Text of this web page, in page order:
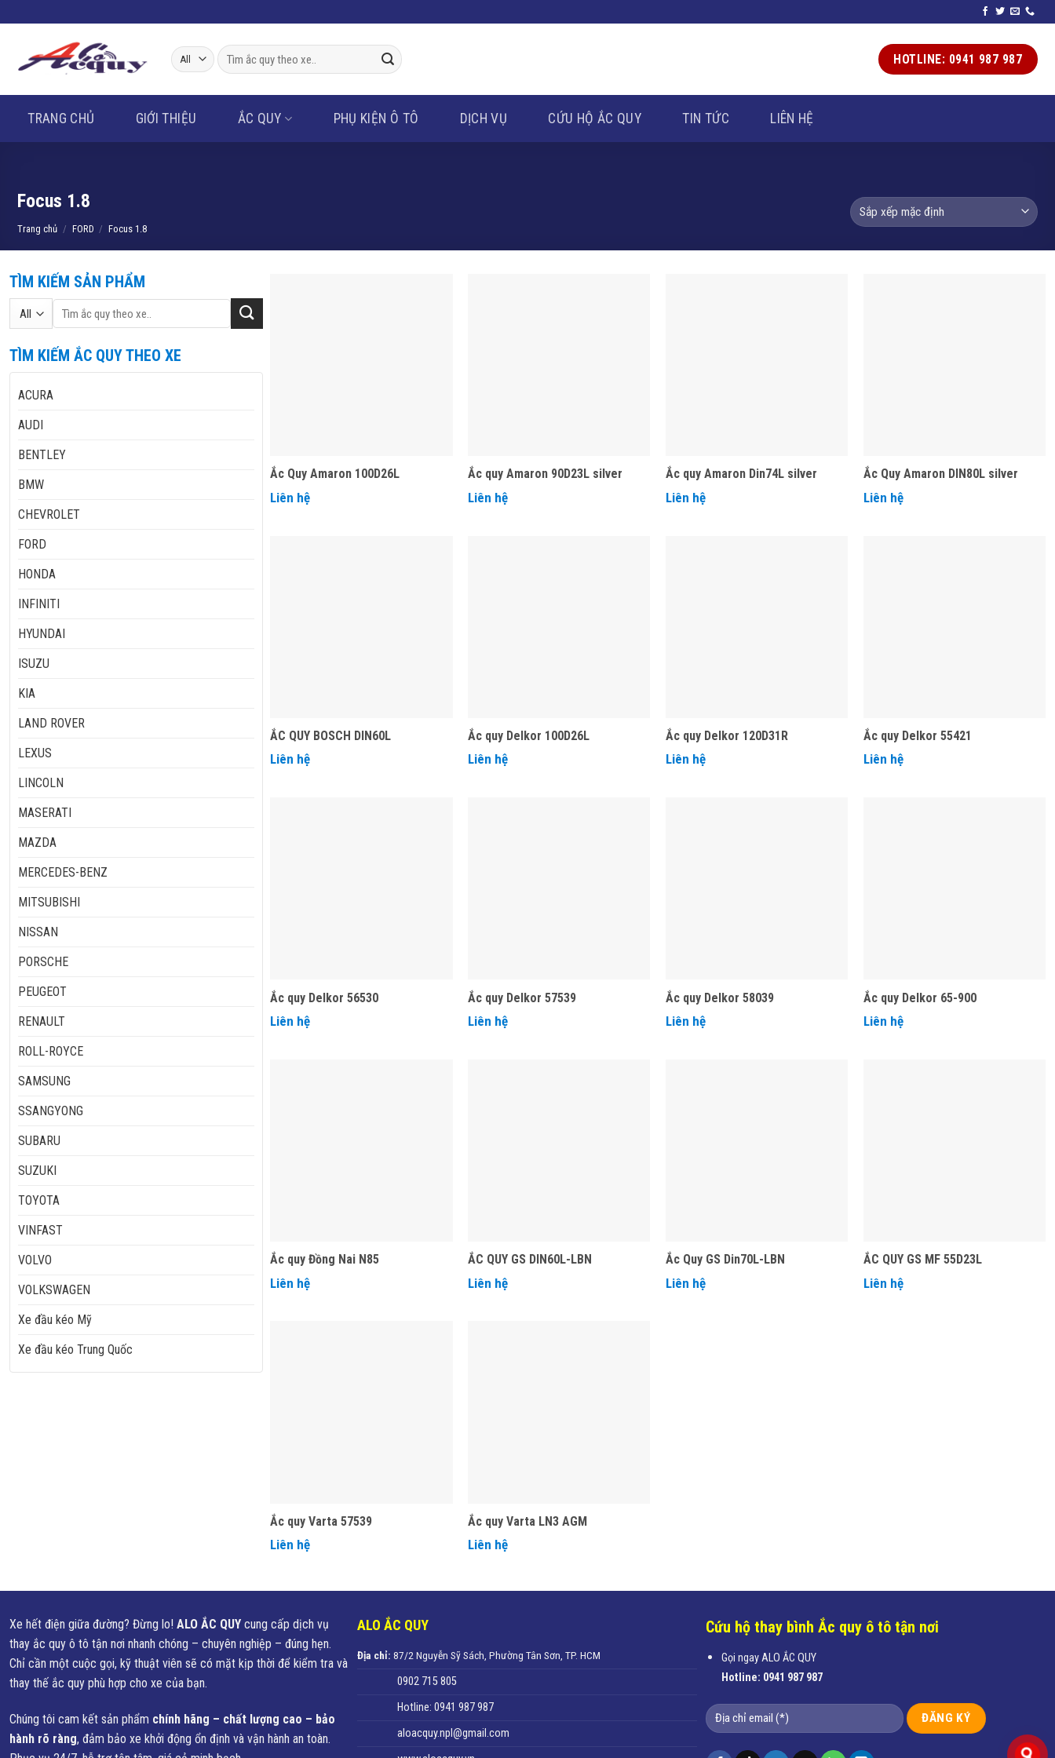
to
Tìm
kiếm:
HOTLINE: 0941 987 987
TRANG CHỦ GIỚI THIỆU ẮC QUY PHỤ KIỆN Ô TÔ DỊCH VỤ CỨU HỘ ẮC QUY TIN TỨC LIÊN HỆ
Focus 1.8
Trang chủ / FORD / Focus 1.8
TÌM KIẾM SẢN PHẨM
Tìm
kiếm:
TÌM KIẾM ẮC QUY THEO XE
ACURA
AUDI
BENTLEY
BMW
CHEVROLET
FORD
HONDA
INFINITI
HYUNDAI
ISUZU
KIA
LAND ROVER
LEXUS
LINCOLN
MASERATI
MAZDA
MERCEDES-BENZ
MITSUBISHI
NISSAN
PORSCHE
PEUGEOT
RENAULT
ROLL-ROYCE
SAMSUNG
SSANGYONG
SUBARU
SUZUKI
TOYOTA
VINFAST
VOLVO
VOLKSWAGEN
Xe đầu kéo Mỹ
Xe đầu kéo Trung Quốc
Ắc Quy Amaron 100D26L
Liên hệ
Ắc quy Amaron 90D23L silver
Liên hệ
Ắc quy Amaron Din74L silver
Liên hệ
Ắc Quy Amaron DIN80L silver
Liên hệ
ẮC QUY BOSCH DIN60L
Liên hệ
Ắc quy Delkor 100D26L
Liên hệ
Ắc quy Delkor 120D31R
Liên hệ
Ắc quy Delkor 55421
Liên hệ
Ắc quy Delkor 56530
Liên hệ
Ắc quy Delkor 57539
Liên hệ
Ắc quy Delkor 58039
Liên hệ
Ắc quy Delkor 65-900
Liên hệ
Ắc quy Đồng Nai N85
Liên hệ
ẮC QUY GS DIN60L-LBN
Liên hệ
Ắc Quy GS Din70L-LBN
Liên hệ
ẮC QUY GS MF 55D23L
Liên hệ
Ắc quy Varta 57539
Liên hệ
Ắc quy Varta LN3 AGM
Liên hệ
Xe hết điện giữa đường? Đừng lo! ALO ẮC QUY cung cấp dịch vụ
thay ắc quy ô tô tận nơi nhanh chóng – chuyên nghiệp – đúng hẹn.
Chỉ cần một cuộc gọi, kỹ thuật viên sẽ có mặt kịp thời để kiểm tra và
thay thế ắc quy phù hợp cho xe của bạn.
Chúng tôi cam kết sản phẩm chính hãng – chất lượng cao – bảo
hành rõ ràng, đảm bảo xe khởi động ổn định và vận hành an toàn.
ALO ẮC QUY
Địa chỉ: 87/2 Nguyễn Sỹ Sách, Phường Tân Sơn, TP. HCM
0902 715 805
Hotline: 0941 987 987
aloacquy.npl@gmail.com
Cứu hộ thay bình Ắc quy ô tô tận nơi
Gọi ngay ALO ẮC QUY
Hotline: 0941 987 987